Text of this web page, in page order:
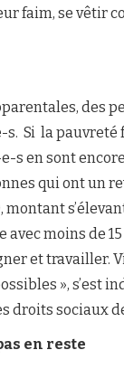
faim, se vêtir
des
Si la pauvreté
s en sont
qui ont un
avec moins de
et travailler.
», s’est
droits sociaux
en reste